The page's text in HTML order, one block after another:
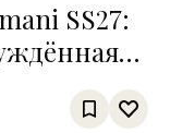
SS27: